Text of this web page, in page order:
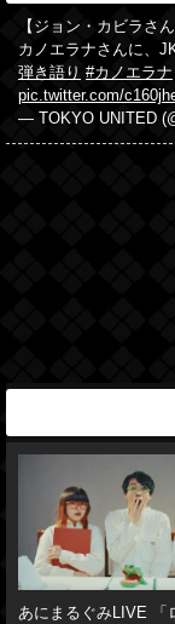
【ジョン・カビラさ
カノエラナさんに、
弾き語り #カノエラナ
pic.twitter.com/
— TOKYO UNITED
あにまるぐみLIVE 「